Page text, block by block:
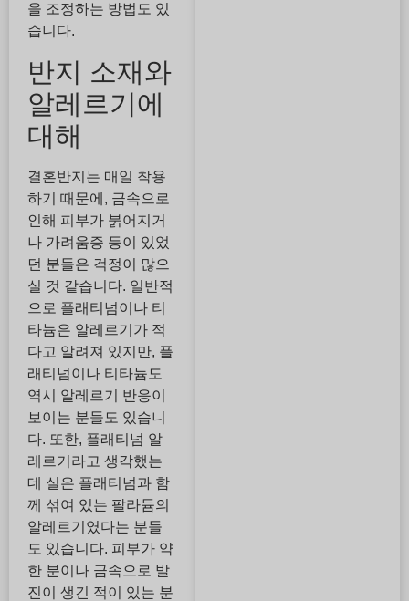
을 조정하는 방법도 있
습니다.
반지 소재와
알레르기에
대해
결혼반지는 매일 착용
하기 때문에, 금속으로
인해 피부가 붉어지거
나 가려움증 등이 있었
던 분들은 걱정이 많으
실 것 같습니다. 일반적
으로 플래티넘이나 티
타늄은 알레르기가 적
다고 알려져 있지만, 플
래티넘이나 티타늄도
역시 알레르기 반응이
보이는 분들도 있습니
다. 또한, 플래티넘 알
레르기라고 생각했는
데 실은 플래티넘과 함
께 섞여 있는 팔라듐의
알레르기였다는 분들
도 있습니다. 피부가 약
한 분이나 금속으로 발
진이 생긴 적이 있는 분